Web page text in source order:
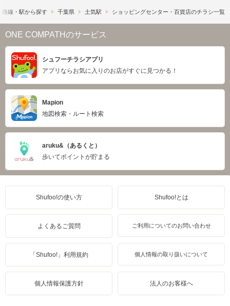
路線・駅から探す 千葉県 土気駅 ショッピングセンター・百貨店のチラシ一覧
ONE COMPATHのサービス
シュフーチラシアプリ
アプリならお気に入りのお店がすぐに見つかる！
Mapion
地図検索・ルート検索
aruku&（あるくと）
歩いてポイントが貯まる
Shufoo!の使い方 Shufoo!とは
よくあるご質問 ご利用についてのお問い合わせ
「Shufoo!」利用規約 個人情報の取り扱いについて
個人情報保護方針 法人のお客様へ